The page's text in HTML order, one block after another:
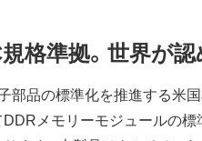
格準拠。世界が
部品の標準化を推進する米
メモリーモジュールの